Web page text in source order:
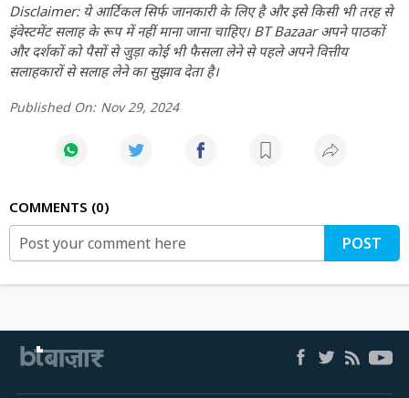
Disclaimer: ये आर्टिकल सिर्फ जानकारी के लिए है और इसे किसी भी तरह से
इंवेस्टमेंट सलाह के रूप में नहीं माना जाना चाहिए। BT Bazaar अपने पाठकों
और दर्शकों को पैसों से जुड़ा कोई भी फैसला लेने से पहले अपने वित्तीय
सलाहकारों से सलाह लेने का सुझाव देता है।
Published On: Nov 29, 2024
COMMENTS 0
POST